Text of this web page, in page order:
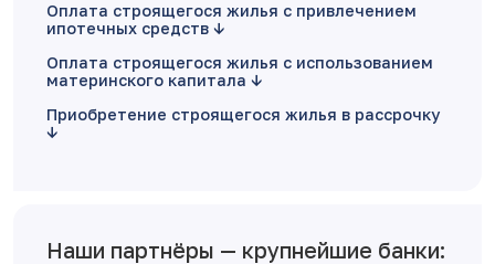
Оплата строящегося жилья с привлечением
ипотечных средств
Оплата строящегося жилья с использованием
материнского капитала
Приобретение строящегося жилья в рассрочку
Наши партнёры — крупнейшие банки: